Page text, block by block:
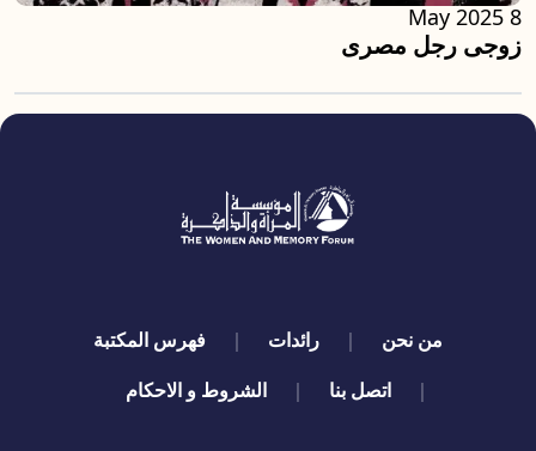
زوجى رجل مصرى
8 May 2025
quick links
من نحن رائدات
فهرس المكتبة
اتصل بنا
الشروط و الاحكام